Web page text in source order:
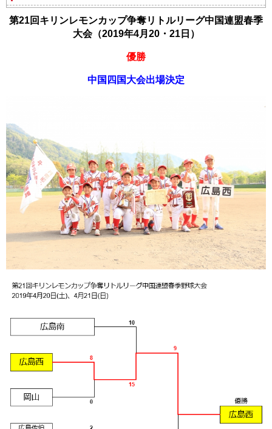
第21回キリンレモンカップ争奪リトルリーグ中国連盟春季
大会（2019年4月20・21日）
優勝
中国四国大会出場決定